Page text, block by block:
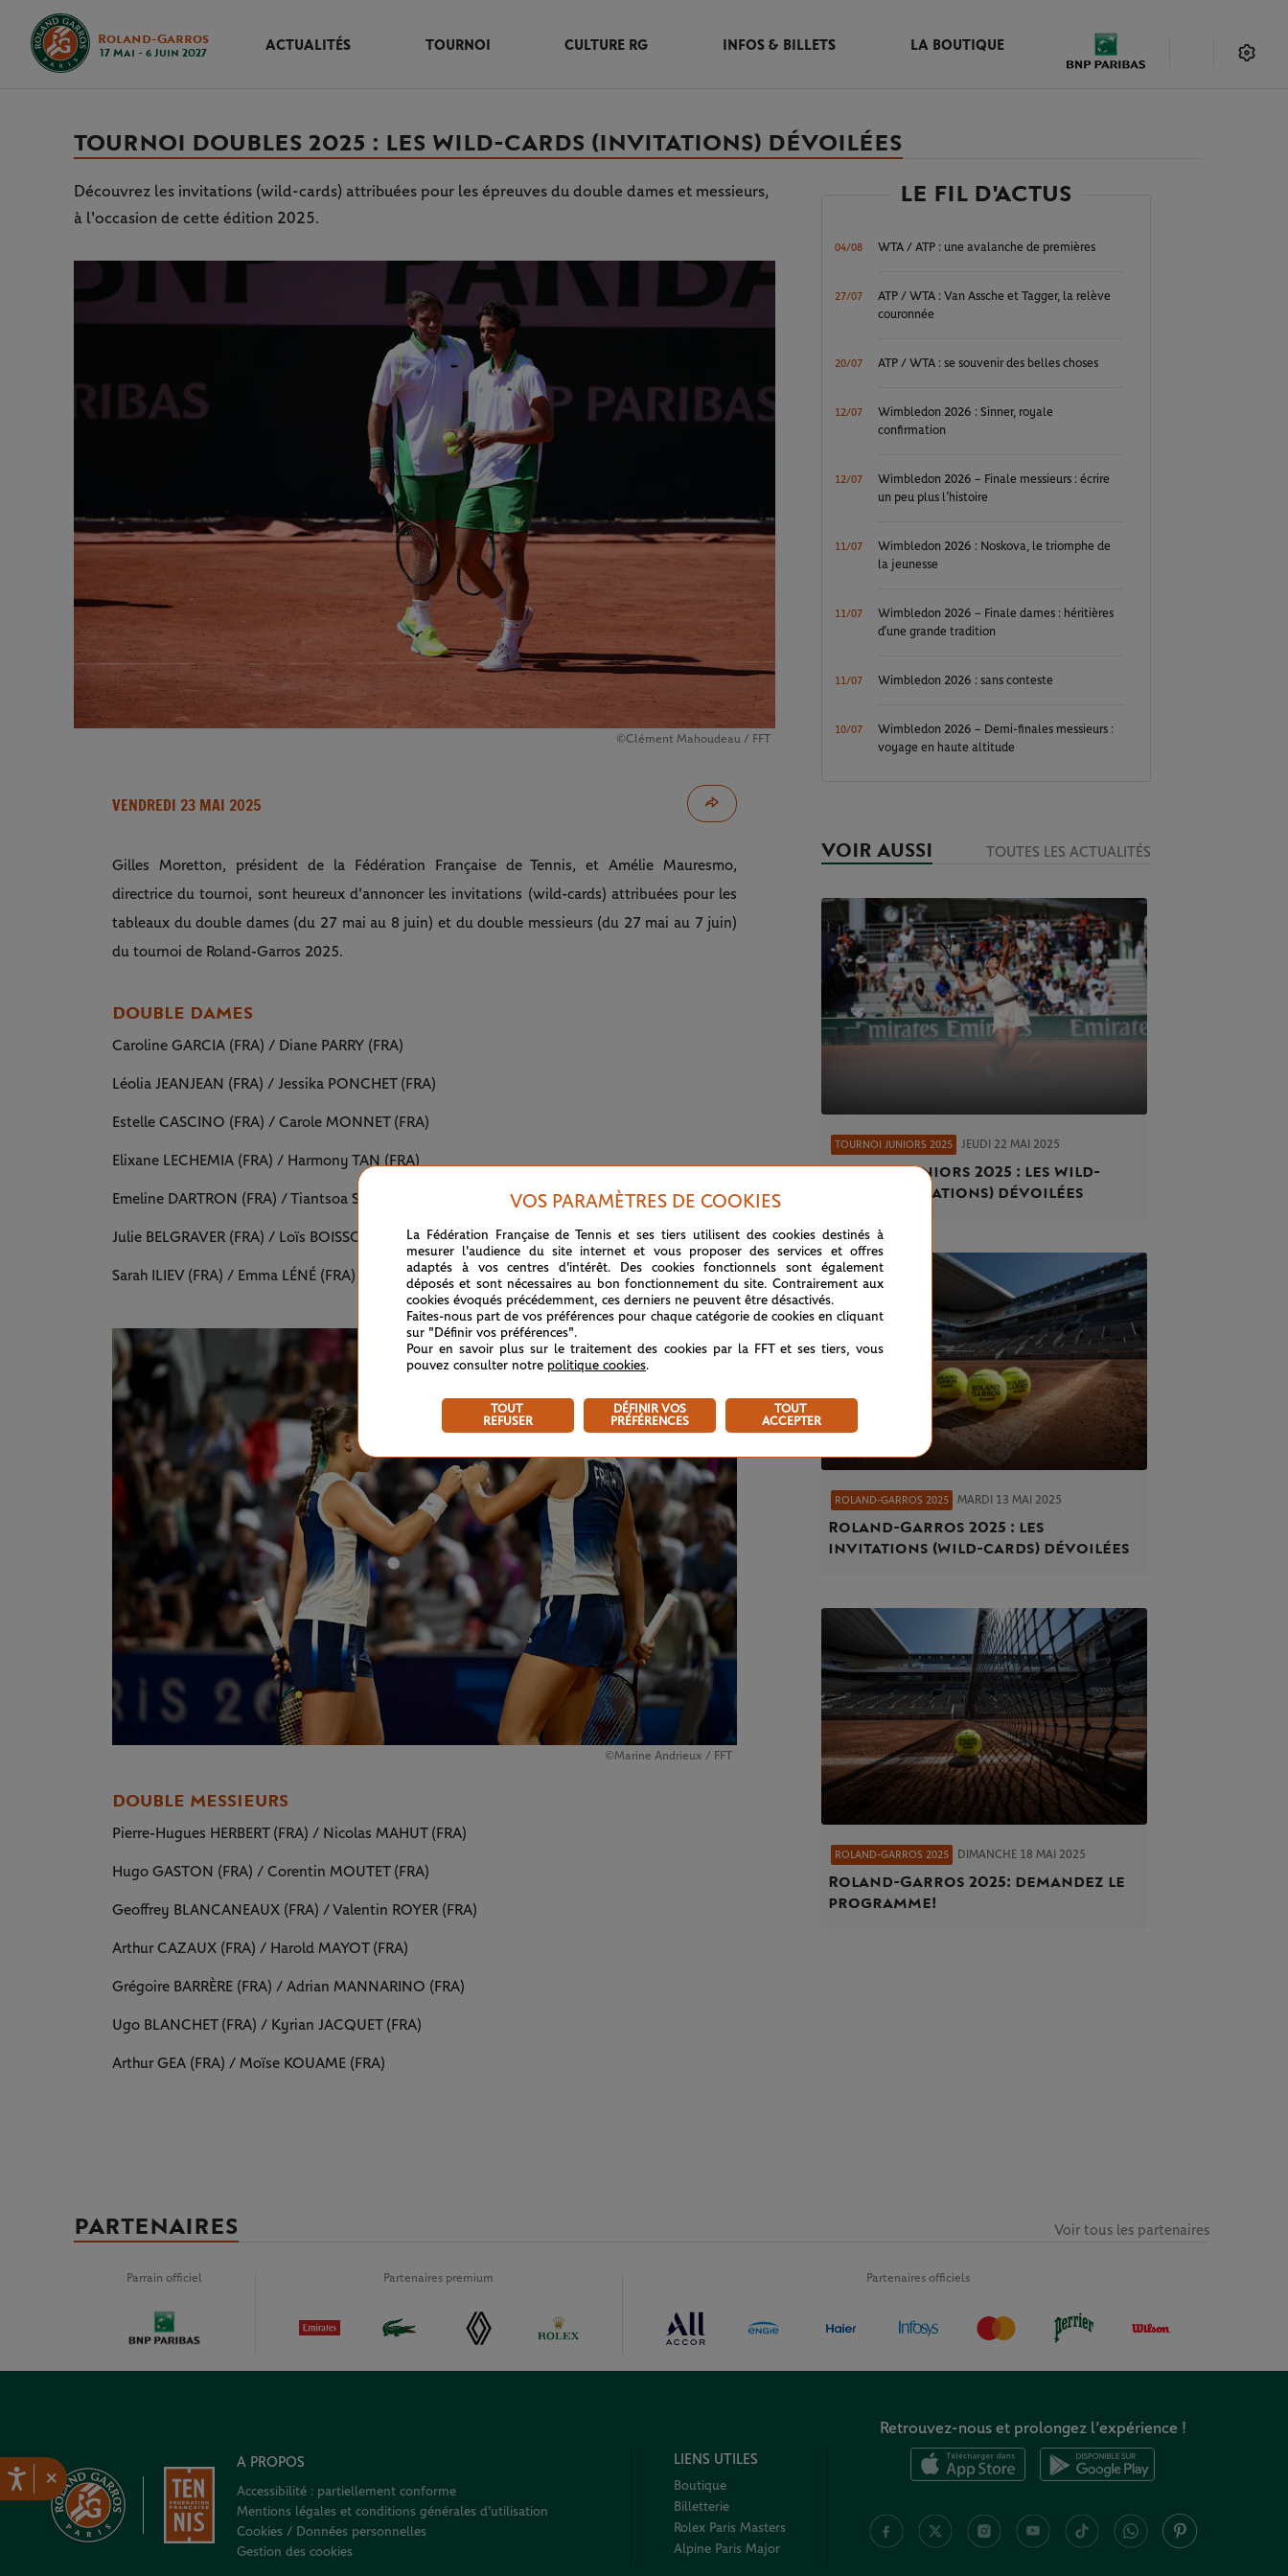
×
Roland-Garros
17 Mai - 6 Juin 2027
ACTUALITÉS TOURNOI CULTURE RG INFOS & BILLETS LA BOUTIQUE
TOURNOI DOUBLES 2025 : LES WILD-CARDS (INVITATIONS) DÉVOILÉES
Découvrez les invitations (wild-cards) attribuées pour les épreuves du double dames et messieurs,
à l'occasion de cette édition 2025.
©Clément Mahoudeau / FFT
VENDREDI 23 MAI 2025
Gilles Moretton, président de la Fédération Française de Tennis, et Amélie Mauresmo,
directrice du tournoi, sont heureux d'annoncer les invitations (wild-cards) attribuées pour les
tableaux du double dames (du 27 mai au 8 juin) et du double messieurs (du 27 mai au 7 juin)
du tournoi de Roland-Garros 2025.
DOUBLE DAMES
Caroline GARCIA (FRA) / Diane PARRY (FRA)
Léolia JEANJEAN (FRA) / Jessika PONCHET (FRA)
Estelle CASCINO (FRA) / Carole MONNET (FRA)
Elixane LECHEMIA (FRA) / Harmony TAN (FRA)
Emeline DARTRON (FRA) / Tiantsoa Sarah RAKOTOMANGA RAJAONAH (FRA)
Julie BELGRAVER (FRA) / Loïs BOISSON (FRA)
Sarah ILIEV (FRA) / Emma LÉNÉ (FRA)
©Marine Andrieux / FFT
DOUBLE MESSIEURS
Pierre-Hugues HERBERT (FRA) / Nicolas MAHUT (FRA)
Hugo GASTON (FRA) / Corentin MOUTET (FRA)
Geoffrey BLANCANEAUX (FRA) / Valentin ROYER (FRA)
Arthur CAZAUX (FRA) / Harold MAYOT (FRA)
Grégoire BARRÈRE (FRA) / Adrian MANNARINO (FRA)
Ugo BLANCHET (FRA) / Kyrian JACQUET (FRA)
Arthur GEA (FRA) / Moïse KOUAME (FRA)
LE FIL D'ACTUS
04/08 WTA / ATP : une avalanche de premières
27/07
ATP / WTA : Van Assche et Tagger, la relève
couronnée
20/07 ATP / WTA : se souvenir des belles choses
12/07
Wimbledon 2026 : Sinner, royale
confirmation
12/07
Wimbledon 2026 – Finale messieurs : écrire
un peu plus l’histoire
11/07
Wimbledon 2026 : Noskova, le triomphe de
la jeunesse
11/07
Wimbledon 2026 – Finale dames : héritières
d’une grande tradition
11/07 Wimbledon 2026 : sans conteste
10/07
Wimbledon 2026 – Demi-finales messieurs :
voyage en haute altitude
VOIR AUSSI TOUTES LES ACTUALITÉS
TOURNOI JUNIORS 2025 JEUDI 22 MAI 2025
Tournoi Juniors 2025 : les wild-
cards (invitations) dévoilées
ROLAND-GARROS 2025 MARDI 13 MAI 2025
Roland-Garros 2025 : les
invitations (wild-cards) dévoilées
ROLAND-GARROS 2025 DIMANCHE 18 MAI 2025
Roland-Garros 2025 : demandez le
programme !
PARTENAIRES
Parrain officiel Partenaires premium Partenaires officiels
Voir tous les partenaires
A PROPOS
Accessibilité : partiellement conforme
Mentions légales et conditions générales d'utilisation
Cookies / Données personnelles
Gestion des cookies
LIENS UTILES
Boutique
Billetterie
Rolex Paris Masters
Alpine Paris Major
Retrouvez-nous et prolongez l’expérience !
VOS PARAMÈTRES DE COOKIES
La Fédération Française de Tennis et ses tiers utilisent des cookies destinés à
mesurer l'audience du site internet et vous proposer des services et offres
adaptés à vos centres d'intérêt. Des cookies fonctionnels sont également
déposés et sont nécessaires au bon fonctionnement du site. Contrairement aux
cookies évoqués précédemment, ces derniers ne peuvent être désactivés.
Faites-nous part de vos préférences pour chaque catégorie de cookies en cliquant
sur "Définir vos préférences".
Pour en savoir plus sur le traitement des cookies par la FFT et ses tiers, vous
pouvez consulter notre politique cookies.
TOUT
REFUSER
DÉFINIR VOS
PRÉFÉRENCES
TOUT
ACCEPTER